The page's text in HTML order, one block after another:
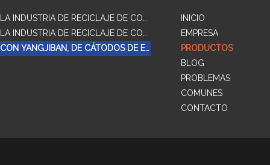
CON YANGJIBAN, DE CÁTODOS DE ELECTRÓLISIS
INICIO
EMPRESA
PRODUCTOS
BLOG
PROBLEMAS
COMUNES
CONTACTO